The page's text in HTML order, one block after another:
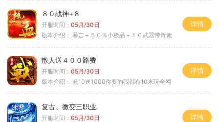
８０战神+８
开服时间： 05月/30日
版本介绍： 暴击＋５０％小极品＋１０武器带毒素
详情
散人送４００路费
开服时间： 05月/30日
版本介绍： 充10送1000你要的我都有10米玩全网
详情
复古。微变三职业
开服时间： 05月/30日
详情